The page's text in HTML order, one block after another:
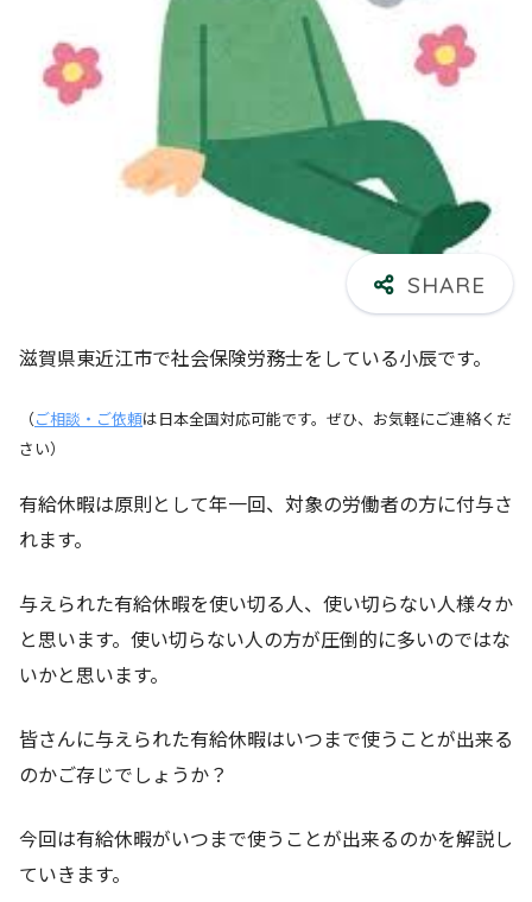
滋賀県東近江市で社会保険労務士をしている小辰です。
（ご相談・ご依頼は日本全国対応可能です。ぜひ、お気軽にご連絡くだ
さい）
有給休暇は原則として年一回、対象の労働者の方に付与さ
れます。
与えられた有給休暇を使い切る人、使い切らない人様々か
と思います。使い切らない人の方が圧倒的に多いのではな
いかと思います。
皆さんに与えられた有給休暇はいつまで使うことが出来る
のかご存じでしょうか？
今回は有給休暇がいつまで使うことが出来るのかを解説し
ていきます。